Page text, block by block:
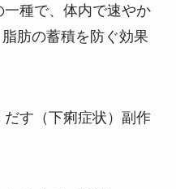
種で、体内で速やか
肪の蓄積を防ぐ効果
す（下痢症状）副作